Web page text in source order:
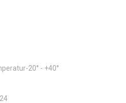
20° - +40°